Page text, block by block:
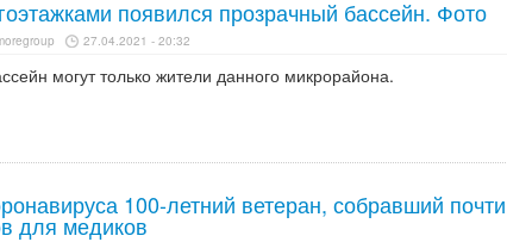
появился прозрачный бассейн. Фото
27.04.2021 - 20:32
могут только жители данного микрорайона.
100-летний ветеран, собравший
для медиков